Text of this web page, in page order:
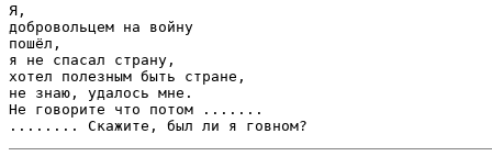
Я,
добровольцем на войну
пошёл,
я не спасал страну,
хотел полезным быть стране,
не знаю, удалось мне.
Не говорите что потом .......
........ Скажите, был ли я говном?